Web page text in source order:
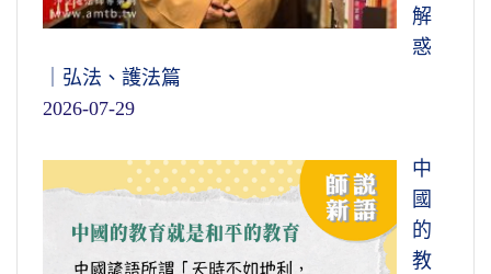
解
惑
｜弘法、護法篇
2026-07-29
中
國
的
教